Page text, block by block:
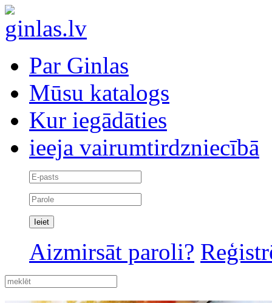
Par Ginlas
Mūsu katalogs
Kur iegādāties
ieeja vairumtirdzniecībā
Aizmirsāt paroli?